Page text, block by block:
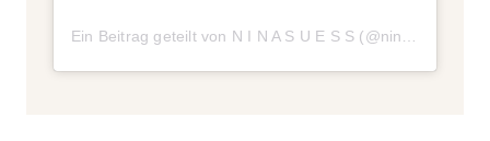
Ein Beitrag geteilt von N I N A S U E S S (@ninasuess)